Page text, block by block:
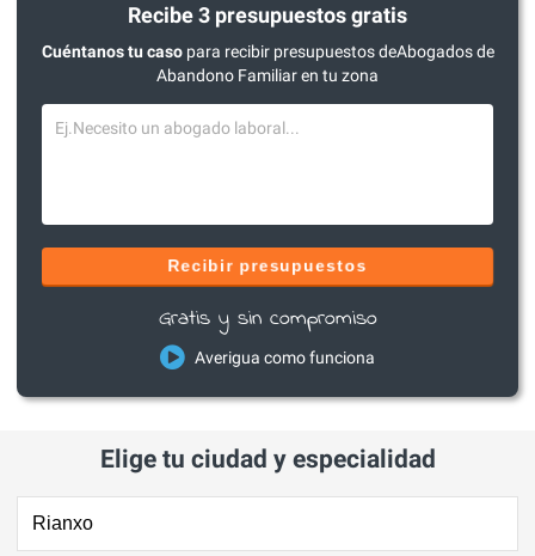
Recibe 3 presupuestos gratis
Cuéntanos tu casopara recibir presupuestos deAbogados de
Abandono Familiar en tu zona
Recibir presupuestos
Gratis y sin compromiso
Averigua como funciona
Elige tu ciudad y especialidad